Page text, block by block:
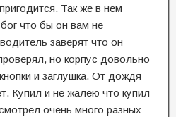
Так же в нем
что бы он вам не
заверят что он
но корпус довольно
и заглушка. От дождя
Купил и не жалею что купил
очень много разных